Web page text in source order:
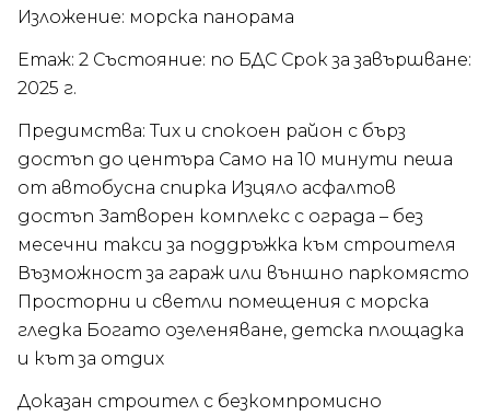
Изложение: морска панорама
Етаж: 2 Състояние: по БДС Срок за завършване:
2025 г.
Предимства: Тих и спокоен район с бърз
достъп до центъра Само на 10 минути пеша
от автобусна спирка Изцяло асфалтов
достъп Затворен комплекс с ограда – без
месечни такси за поддръжка към строителя
Възможност за гараж или външно паркомясто
Просторни и светли помещения с морска
гледка Богато озеленяване, детска площадка
и кът за отдих
Доказан строител с безкомпромисно